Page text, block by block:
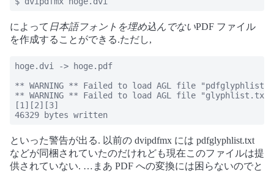
によって 日本語フォントを埋め込んでないPDF ファイル
を作成することができる.ただし,
hoge.dvi -> hoge.pdf
** WARNING ** Failed to load AGL file
** WARNING ** Failed to load AGL file
[1][2][3]
46329 bytes written
といった警告が出る. 以前の dvipdfmx には pdfglyphlist.txt
などが同梱されていたのだけれども現在このファイルは提
供されていない. …まあ PDF への変換には困らないのでと